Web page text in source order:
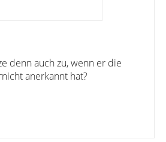
denn auch zu, wenn er die
anerkannt hat?